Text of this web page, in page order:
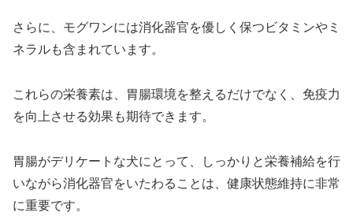
さらに、モグワンには消化器官を優しく保つビタミンやミ
ネラルも含まれています。
これらの栄養素は、胃腸環境を整えるだけでなく、免疫力
を向上させる効果も期待できます。
胃腸がデリケートな犬にとって、しっかりと栄養補給を行
いながら消化器官をいたわることは、健康状態維持に非常
に重要です。